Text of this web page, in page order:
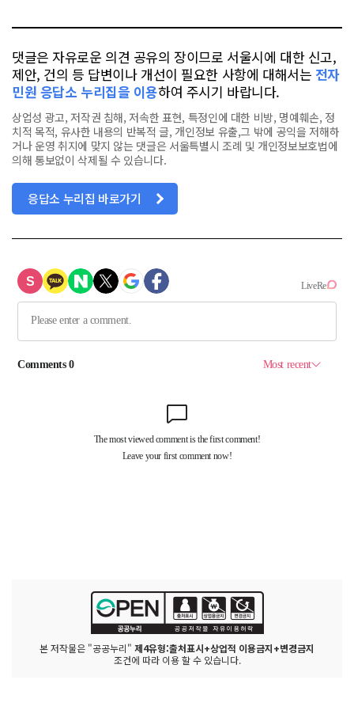
댓글은 자유로운 의견 공유의 장이므로 서울시에 대한 신고,
제안, 건의 등 답변이나 개선이 필요한 사항에 대해서는 전자
민원 응답소 누리집을 이용하여 주시기 바랍니다.
상업성 광고, 저작권 침해, 저속한 표현, 특정인에 대한 비방, 명예훼손, 정
치적 목적, 유사한 내용의 반복적 글, 개인정보 유출,그 밖에 공익을 저해하
거나 운영 취지에 맞지 않는 댓글은 서울특별시 조례 및 개인정보보호법에
의해 통보없이 삭제될 수 있습니다.
응답소 누리집 바로가기
본 저작물은 "공공누리" 제4유형:출처표시+상업적 이용금지+변경금지
조건에 따라 이용 할 수 있습니다.